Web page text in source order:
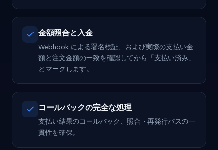
金額照合と入金
Webhook による署名検証、および実際の支払い金
額と注文金額の一致を確認してから「支払い済み」
とマークします。
コールバックの完全な処理
支払い結果のコールバック、照合・再発行パスの一
貫性を確保。